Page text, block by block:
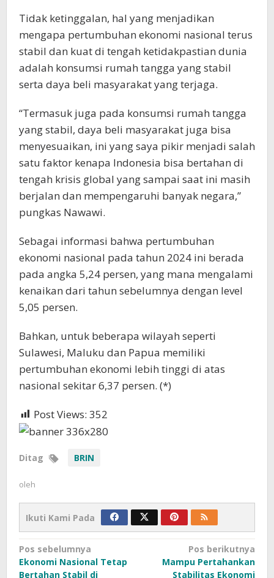
Tidak ketinggalan, hal yang menjadikan
mengapa pertumbuhan ekonomi nasional terus
stabil dan kuat di tengah ketidakpastian dunia
adalah konsumsi rumah tangga yang stabil
serta daya beli masyarakat yang terjaga.
“Termasuk juga pada konsumsi rumah tangga
yang stabil, daya beli masyarakat juga bisa
menyesuaikan, ini yang saya pikir menjadi salah
satu faktor kenapa Indonesia bisa bertahan di
tengah krisis global yang sampai saat ini masih
berjalan dan mempengaruhi banyak negara,”
pungkas Nawawi.
Sebagai informasi bahwa pertumbuhan
ekonomi nasional pada tahun 2024 ini berada
pada angka 5,24 persen, yang mana mengalami
kenaikan dari tahun sebelumnya dengan level
5,05 persen.
Bahkan, untuk beberapa wilayah seperti
Sulawesi, Maluku dan Papua memiliki
pertumbuhan ekonomi lebih tinggi di atas
nasional sekitar 6,37 persen. (*)
Post Views: 352
Ditag BRIN
oleh
Ikuti Kami Pada
Navigasi
pos
Pos sebelumnya
Ekonomi Nasional Tetap
Bertahan Stabil di
Pos berikutnya
Mampu Pertahankan
Stabilitas Ekonomi